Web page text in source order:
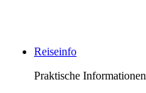
Reiseinfo
Praktische Informationen